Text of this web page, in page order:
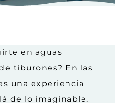
en aguas
tiburones? En las
una experiencia
de lo imaginable.